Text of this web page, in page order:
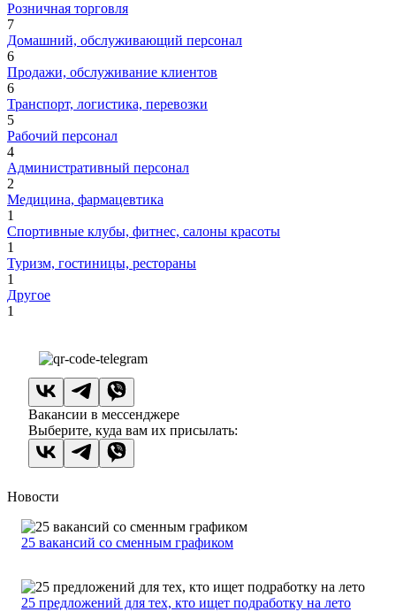
Розничная торговля
7
Домашний, обслуживающий персонал
6
Продажи, обслуживание клиентов
6
Транспорт, логистика, перевозки
5
Рабочий персонал
4
Административный персонал
2
Медицина, фармацевтика
1
Спортивные клубы, фитнес, салоны красоты
1
Туризм, гостиницы, рестораны
1
Другое
1
Вакансии в мессенджере
Выберите, куда вам их присылать:
Новости
25 вакансий со сменным графиком
25 предложений для тех, кто ищет подработку на лето